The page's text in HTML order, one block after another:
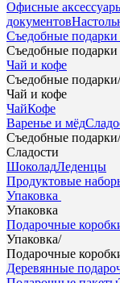
Офисные
документов
Съедобные подарки
Съедобные подарки
Чай и кофе
Съедобные подарки/
Чай и кофе
ЧайКофе
Варенье и мёд
Съедобные подарки/
Сладости
ШоколадЛеденцы
Продуктовые
Упаковка
Упаковка
Подарочные
Упаковка/
Подарочные
Деревянные